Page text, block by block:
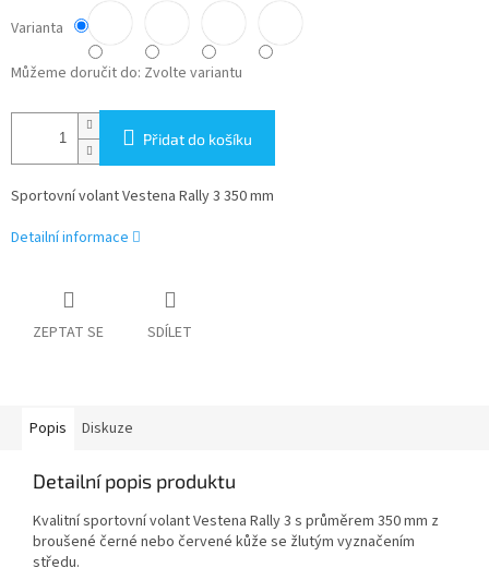
Varianta
Můžeme doručit do: Zvolte variantu
Přidat do košíku
Sportovní volant Vestena Rally 3 350 mm
Detailní informace
ZEPTAT SE SDÍLET
Popis Diskuze
Detailní popis produktu
Kvalitní sportovní volant Vestena Rally 3 s průměrem 350 mm z
broušené černé nebo červené kůže se žlutým vyznačením
středu.